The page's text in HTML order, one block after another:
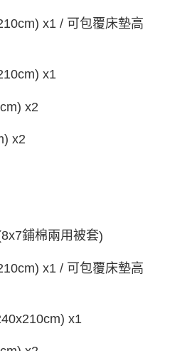
x1 / 可包覆床墊高
x1
x2
x2
鋪棉兩用被套)
x1 / 可包覆床墊高
x1